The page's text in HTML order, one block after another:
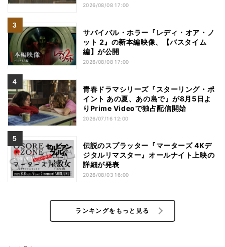
2026/08/08 17:00
サバイバル・ホラー『レディ・オア・ノ
ット 2』の新本編映像、【バスタイム
編】が公開
2026/08/08 17:00
青春ドラマシリーズ『スターリング・ポ
イント あの夏、あの島で』が8月5日よ
りPrime Videoで独占配信開始
2026/07/16 12:00
伝説のスプラッター『マーターズ 4Kデ
ジタルリマスター』オールナイト上映の
詳細が発表
2026/08/03 16:00
ランキングをもっと見る